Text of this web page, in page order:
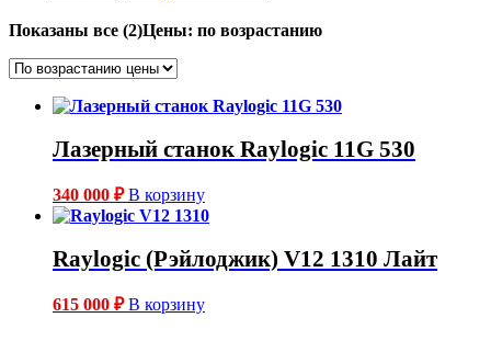
Показаны все (2)Цены: по возрастанию
Лазерный станок Raylogic 11G 530
340 000 ₽ В корзину
Raylogic (Рэйлоджик) V12 1310 Лайт
615 000 ₽ В корзину